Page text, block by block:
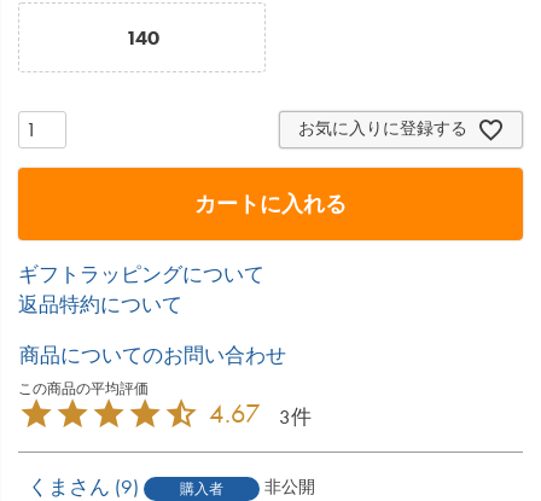
140
お気に入りに登録する
カートに入れる
ギフトラッピングについて
返品特約について
商品についてのお問い合わせ
4.67 3
くま 9 購入者
非公開